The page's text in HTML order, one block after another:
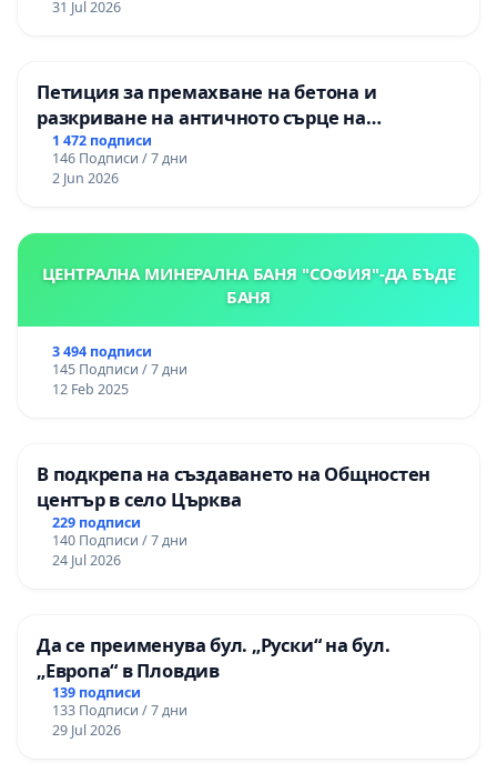
31 Jul 2026
Петиция за премахване на бетона и
разкриване на античното сърце на
Могиланската могила във Враца
1 472 подписи
146 Подписи / 7 дни
2 Jun 2026
ЦЕНТРАЛНА МИНЕРАЛНА БАНЯ "СОФИЯ"-ДА БЪДЕ
БАНЯ
3 494 подписи
145 Подписи / 7 дни
12 Feb 2025
В подкрепа на създаването на Общностен
център в село Църква
229 подписи
140 Подписи / 7 дни
24 Jul 2026
Да се преименува бул. „Руски“ на бул.
„Европа“ в Пловдив
139 подписи
133 Подписи / 7 дни
29 Jul 2026